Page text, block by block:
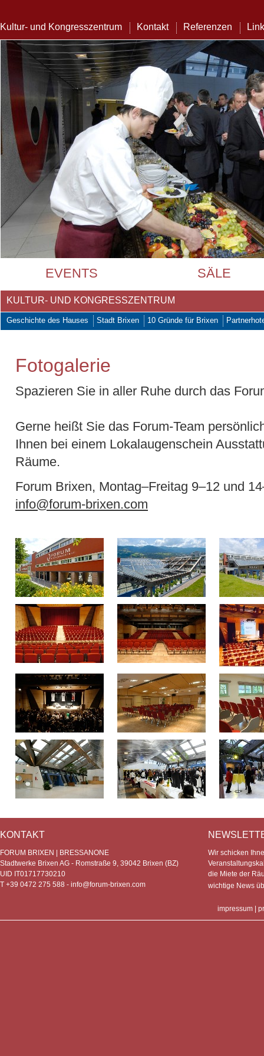
Kultur- und Kongresszentrum Kontakt Referenzen
EVENTS SÄLE
KULTUR- UND KONGRESSZENTRUM
Geschichte des Hauses Stadt Brixen 10 Gründe für Brixen
Fotogalerie
Spazieren Sie in aller Ruhe durch das
Gerne heißt Sie das Forum-Team
Ihnen bei einem Lokalaugenschein
Räume.
Forum Brixen, Montag–Freitag 9–12 und
info@forum-brixen.com
KONTAKT
FORUM BRIXEN | BRESSANONE
Stadtwerke Brixen AG - Romstraße 9, 39042 Brixen (BZ)
UID IT01717730210
T +39 0472 275 588 - info@forum-brixen.com
Wir schicken
die Miete der
wichtige News
impressum